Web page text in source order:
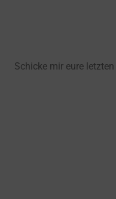
Schicke mir eure